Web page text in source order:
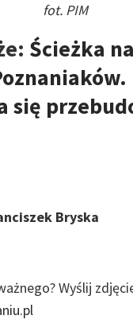
fot. PIM
Ścieżka
się
Bryska
Wyślij